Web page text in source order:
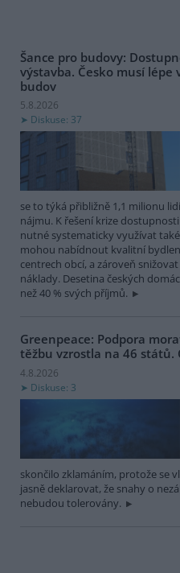
Šance pro budovy:
výstavba. Česko musí lépe
budov
5.8.2026
Diskuse: 37
se to týká přibližně 1,1 milionu
nájmu. K řešení krize
nutné systematicky využívat
mohou nabídnout kvalitní
centrech obcí, a zároveň
náklady. Desetina českých
než 40 % svých příjmů.
Greenpeace: Podpora
těžbu vzrostla na 46 států.
4.8.2026
Diskuse: 3
skončilo zklamáním, protože se
jasně deklarovat, že snahy o
nebudou tolerovány.